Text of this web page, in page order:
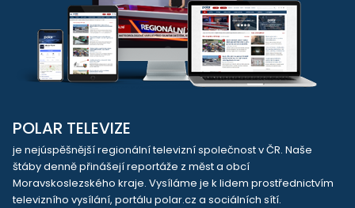
POLAR TELEVIZE
je nejúspěšnější regionální televizní společnost v ČR. Naše
štáby denně přinášejí reportáže z měst a obcí
Moravskoslezského kraje. Vysíláme je k lidem prostřednictvím
televizního vysílání, portálu polar.cz a sociálních sítí.